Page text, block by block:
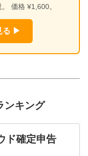
価格 ¥1,600。
る ▶
ンキング
ド確定申告